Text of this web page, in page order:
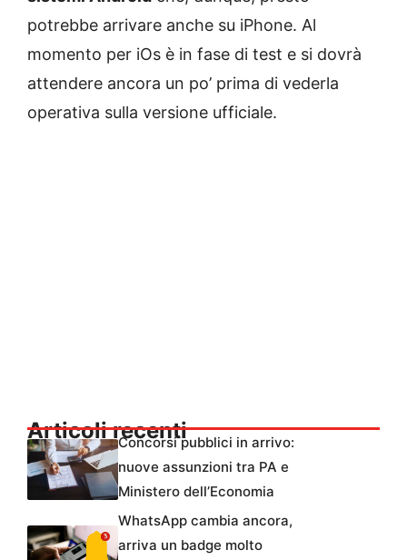
potrebbe arrivare anche su iPhone. Al
momento per iOs è in fase di test e si dovrà
attendere ancora un po’ prima di vederla
operativa sulla versione ufficiale.
Articoli recentiConcorsi pubblici in arrivo:
nuove assunzioni tra PA e
Ministero dell’Economia
WhatsApp cambia ancora,
arriva un badge molto